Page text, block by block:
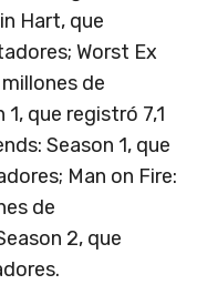
Hart, que
Worst Ex
de
que registró 7,1
Season 1, que
Man on Fire:
de
2, que